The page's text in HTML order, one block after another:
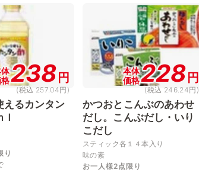
238 円
(税込 257.04円)
えるカンタン
り
本体
価格228 円
(税込 246.24円)
かつおとこんぶのあわせ
だし。こんぶだし・いり
こだし
スティック各１４本入り
味の素
お一人様2点限り